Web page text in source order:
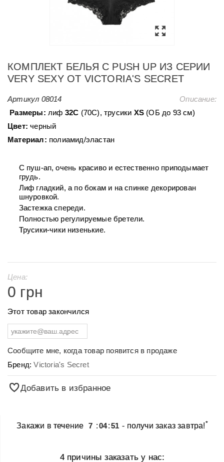
КОМПЛЕКТ БЕЛЬЯ С PUSH UP ИЗ СЕРИИ
VERY SEXY ОТ VICTORIA'S SECRET
Артикул 08014
Описание:
Размеры: лиф 32С (70С), трусики ХS(ОБ до 93 см)
Цвет:черный
Материал: полиамид/эластан
С пуш-ап, очень красиво и естественно приподымает
грудь.
Лиф гладкий, а по бокам и на спинке декорирован
шнуровкой.
Застежка спереди.
Полностью регулируемые бретели.
Трусики-чики низенькие.
Цена:
0 грн
Этот товар закончился
Сообщите мне, когда товар появится в продаже
Бренд:Victoria's Secret
Добавить в избранное
Закажи в течение 7 :04:51 - получи заказ завтра!*
4 причины заказать у нас: